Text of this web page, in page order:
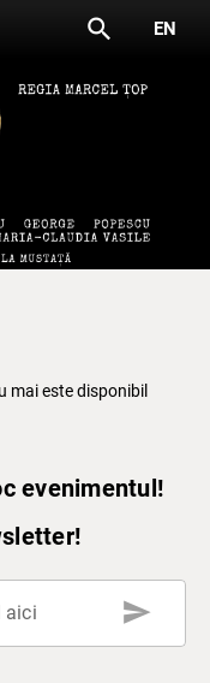
search EN
mai este disponibil
evenimentul!
aici send